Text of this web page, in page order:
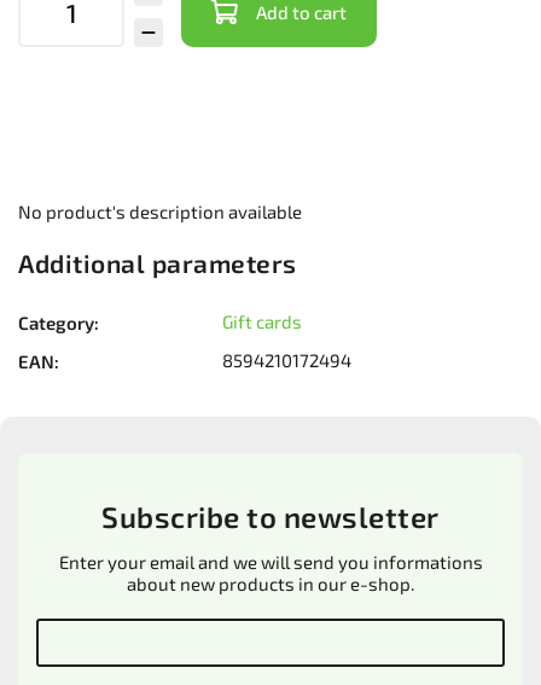
Add to cart
No product's description available
Additional parameters
Category:
Gift cards
EAN: 8594210172494
Subscribe to newsletter
Enter your email and we will send you informations
about new products in our e-shop.